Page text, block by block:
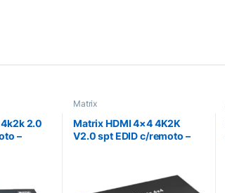
2.0
–
Matrix
Matrix HDMI 4×4 4K2K
V2.0 spt EDID c/remoto –